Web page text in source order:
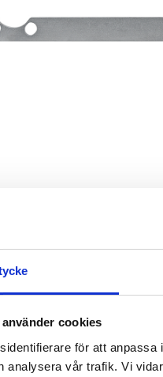
cookies
för att
analysera vår trafik. Vi
smal konstruktion
lätt åtkomst
verktygsstål
/ för: BMW